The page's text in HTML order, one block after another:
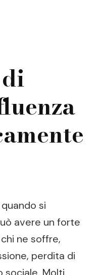
si
avere un forte
ne soffre,
perdita di